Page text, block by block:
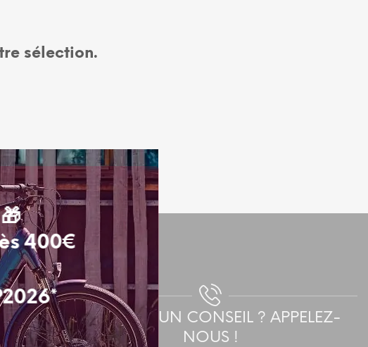
sélection.
BESOIN D'UN CONSEIL ? APPELEZ-
NOUS !
400€